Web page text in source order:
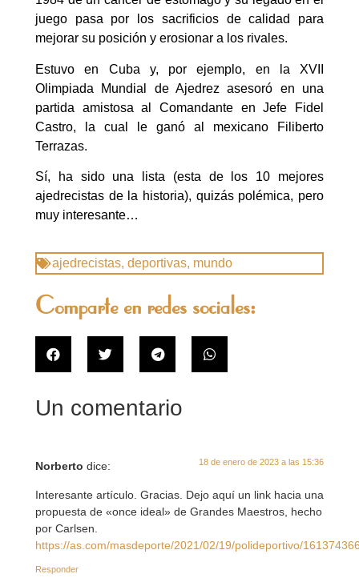
juego pasa por los sacrificios de calidad para
mejorar su posición y erosionar a los rivales.
Estuvo en Cuba y, por ejemplo, en la XVII
Olimpiada Mundial de Ajedrez asesoró en una
partida amistosa al Comandante en Jefe Fidel
Castro, la cual le ganó al mexicano Filiberto
Terrazas.
Sí, ha sido una lista (esta de los 10 mejores
ajedrecistas de la historia), quizás polémica, pero
muy interesante…
ajedrecistas, deportivas, mundo
Comparte en redes sociales:
Un comentario
Norberto dice: 18 de enero de 2023 a las 15:36
Interesante artículo. Gracias. Dejo aquí un link hacia una
propuesta de «once ideal» de Grandes Maestros, hecho
por Carlsen.
https://as.com/masdeporte/2021/02/19/polideportivo/
Responder